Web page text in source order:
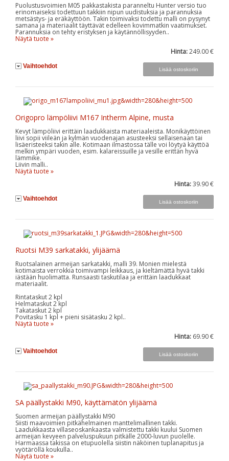
Puolustusvoimien M05 pakkastakista paranneltu Hunter versio tuo
erinomaiseksi todettuun takkiin nipun uudistuksia ja parannuksia
metsästys- ja eräkäyttöön. Takin toimivaksi todettu malli on pysynyt
samana ja materiaalit täyttävät edelleen kovimmatkin vaatimukset.
Parannuksia on tehty eristyksen ja käytännöllisyyden..
Näytä tuote »
Hinta:249.00 €
Vaihtoehdot
Origopro lämpöliivi M167 Intherm Alpine, musta
Kevyt lämpöliivi erittäin laadukkaista materiaaleista. Monikäyttöinen
liivi sopii viileän ja kylmän vuodenajan asusteeksi sellaisenaan tai
lisäeristeeksi takin alle. Kotimaan ilmastossa tälle voi löytyä käyttöä
melkin ympäri vuoden, esim. kalareissuille ja vesille erittän hyvä
lämmike.
Liivin malli..
Näytä tuote »
Hinta:39.90 €
Vaihtoehdot
Ruotsi M39 sarkatakki, ylijäämä
Ruotsalainen armeijan sarkatakki, malli 39. Monien mielestä
kotimaista verrokkia toimivampi leikkaus, ja kieltämättä hyvä takki
iästään huolimatta. Runsaasti taskutilaa ja erittäin laadukkaat
materiaalit.
Rintataskut 2 kpl
Helmataskut 2 kpl
Takataskut 2 kpl
Povitasku 1 kpl + pieni sisätasku 2 kpl..
Näytä tuote »
Hinta: 69.90 €
Vaihtoehdot
SA päällystakki M90, käyttämätön ylijäämä
Suomen armeijan päällystakki M90
Siisti maavoimien pitkähelmainen manttelimallinen takki.
Laadukkaasta villaseoskankaasta valmistettu takki kuului Suomen
armeijan kevyeen palveluspukuun pitkälle 2000-luvun puolelle.
Harmaassa takissa on etupuolella siistin näköinen tuplanapitus ja
vyötäröllä koukulla..
Näytä tuote »